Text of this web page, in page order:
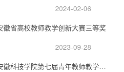
2024-02-06
徽省高校教师教学创新大赛三等奖
2023-09-28
建筑学院马露老师荣获安徽科技学院第七届青年教师教学竞赛一等奖